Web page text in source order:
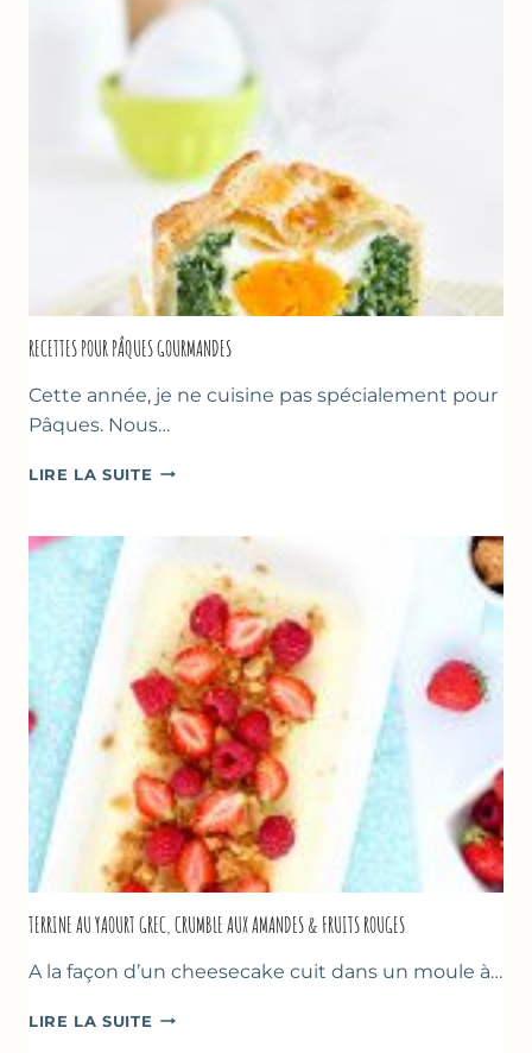
YAOURT
GREC
RECETTES POUR PÂQUES GOURMANDES
Cette année, je ne cuisine pas spécialement pour
Pâques. Nous…
LIRE LA SUITE RECETTES
GOURMANDES
TERRINE AU YAOURT GREC, CRUMBLE AUX AMANDES & FRUITS ROUGES
A la façon d’un cheesecake cuit dans un moule à…
LIRE LA SUITE TERRINE